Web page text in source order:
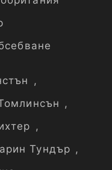
,
,
,
Тундър ,